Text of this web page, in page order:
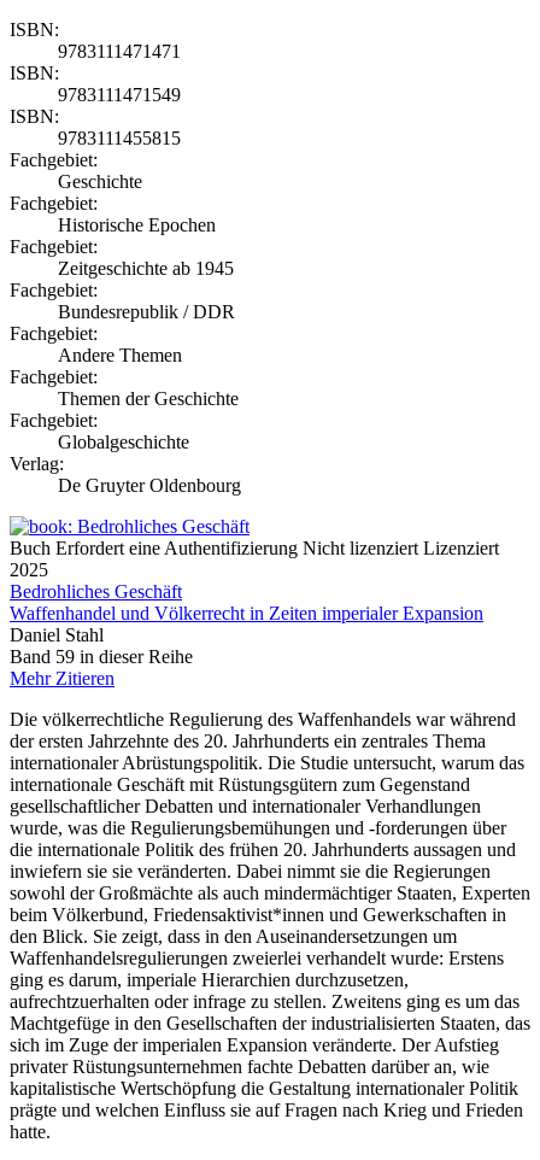
ISBN:
9783111471471
ISBN:
9783111471549
ISBN:
9783111455815
Fachgebiet:
Geschichte
Fachgebiet:
Historische Epochen
Fachgebiet:
Zeitgeschichte ab 1945
Fachgebiet:
Bundesrepublik / DDR
Fachgebiet:
Andere Themen
Fachgebiet:
Themen der Geschichte
Fachgebiet:
Globalgeschichte
Verlag:
De Gruyter Oldenbourg
Buch Erfordert eine Authentifizierung Nicht lizenziert Lizenziert
2025
Bedrohliches Geschäft
Waffenhandel und Völkerrecht in Zeiten imperialer Expansion
Daniel Stahl
Band 59 in dieser Reihe
Mehr Zitieren
Die völkerrechtliche Regulierung des Waffenhandels war während
der ersten Jahrzehnte des 20. Jahrhunderts ein zentrales Thema
internationaler Abrüstungspolitik. Die Studie untersucht, warum das
internationale Geschäft mit Rüstungsgütern zum Gegenstand
gesellschaftlicher Debatten und internationaler Verhandlungen
wurde, was die Regulierungsbemühungen und -forderungen über
die internationale Politik des frühen 20. Jahrhunderts aussagen und
inwiefern sie sie veränderten. Dabei nimmt sie die Regierungen
sowohl der Großmächte als auch mindermächtiger Staaten, Experten
beim Völkerbund, Friedensaktivist*innen und Gewerkschaften in
den Blick. Sie zeigt, dass in den Auseinandersetzungen um
Waffenhandelsregulierungen zweierlei verhandelt wurde: Erstens
ging es darum, imperiale Hierarchien durchzusetzen,
aufrechtzuerhalten oder infrage zu stellen. Zweitens ging es um das
Machtgefüge in den Gesellschaften der industrialisierten Staaten, das
sich im Zuge der imperialen Expansion veränderte. Der Aufstieg
privater Rüstungsunternehmen fachte Debatten darüber an, wie
kapitalistische Wertschöpfung die Gestaltung internationaler Politik
prägte und welchen Einfluss sie auf Fragen nach Krieg und Frieden
hatte.